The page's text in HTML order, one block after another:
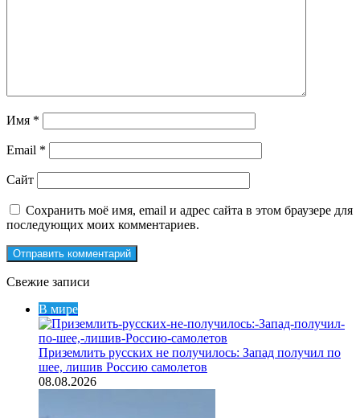
Имя *
Email *
Сайт
Сохранить моё имя, email и адрес сайта в этом браузере для
последующих моих комментариев.
Свежие записи
В мире
Приземлить русских не получилось: Запад получил по
шее, лишив Россию самолетов
08.08.2026